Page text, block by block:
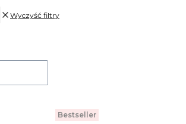
Wyczyść filtry
Bestseller